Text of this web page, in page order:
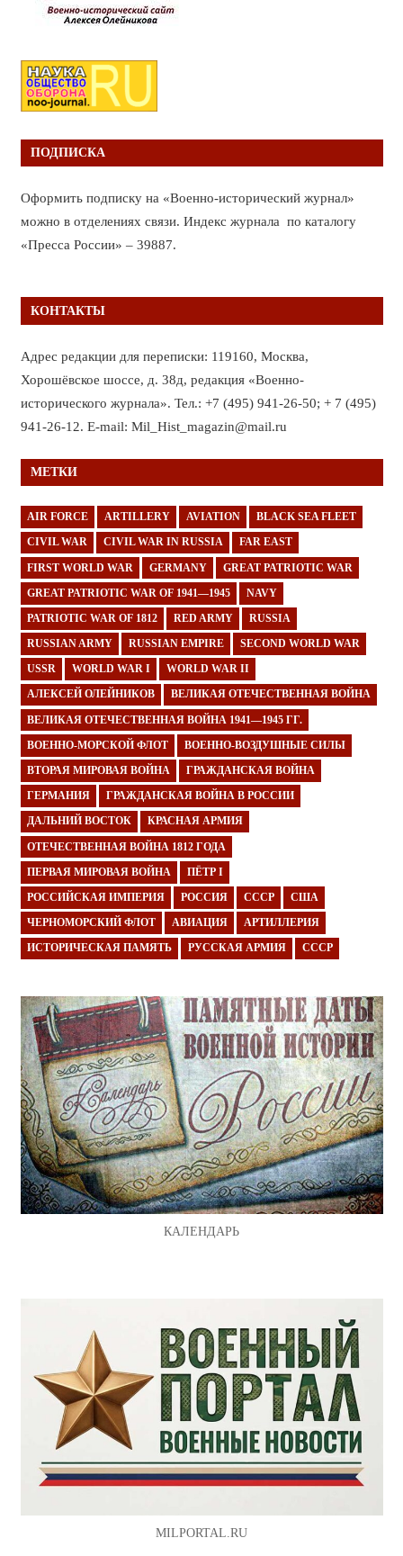
ПОДПИСКА
Оформить подписку на «Военно-исторический журнал»
можно в отделениях связи. Индекс журнала по каталогу
«Пресса России» – 39887.
КОНТАКТЫ
Адрес редакции для переписки: 119160, Москва,
Хорошёвское шоссе, д. 38д, редакция «Военно-
исторического журнала». Тел.: +7 (495) 941-26-50; + 7 (495)
941-26-12. E-mail: Mil_Hist_magazin@mail.ru
МЕТКИ
AIR FORCE ARTILLERY AVIATION BLACK SEA FLEET
CIVIL WAR CIVIL WAR IN RUSSIA FAR EAST
FIRST WORLD WAR GERMANY GREAT PATRIOTIC WAR
GREAT PATRIOTIC WAR OF 1941—1945 NAVY
PATRIOTIC WAR OF 1812 RED ARMY RUSSIA
RUSSIAN ARMY RUSSIAN EMPIRE SECOND WORLD WAR
USSR WORLD WAR I WORLD WAR II
АЛЕКСЕЙ ОЛЕЙНИКОВ ВЕЛИКАЯ ОТЕЧЕСТВЕННАЯ ВОЙНА
ВЕЛИКАЯ ОТЕЧЕСТВЕННАЯ ВОЙНА 1941—1945 ГГ.
ВОЕННО-МОРСКОЙ ФЛОТ ВОЕННО-ВОЗДУШНЫЕ СИЛЫ
ВТОРАЯ МИРОВАЯ ВОЙНА ГРАЖДАНСКАЯ ВОЙНА
ГЕРМАНИЯ ГРАЖДАНСКАЯ ВОЙНА В РОССИИ
ДАЛЬНИЙ ВОСТОК КРАСНАЯ АРМИЯ
ОТЕЧЕСТВЕННАЯ ВОЙНА 1812 ГОДА
ПЕРВАЯ МИРОВАЯ ВОЙНА ПЁТР I
РОССИЙСКАЯ ИМПЕРИЯ РОССИЯ СССР США
ЧЕРНОМОРСКИЙ ФЛОТ АВИАЦИЯ АРТИЛЛЕРИЯ
ИСТОРИЧЕСКАЯ ПАМЯТЬ РУССКАЯ АРМИЯ СССР
КАЛЕНДАРЬ
MILPORTAL.RU